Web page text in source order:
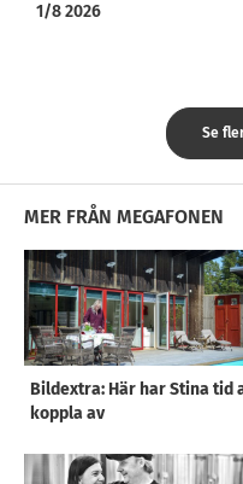
1/8 2026
Se
MER FRÅN MEGAFONEN
Bildextra: Här har Stina tid
koppla av